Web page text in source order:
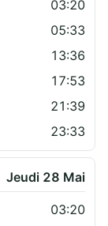
03:20
05:33
13:36
17:53
21:39
23:33
Jeudi 28 Mai
03:20